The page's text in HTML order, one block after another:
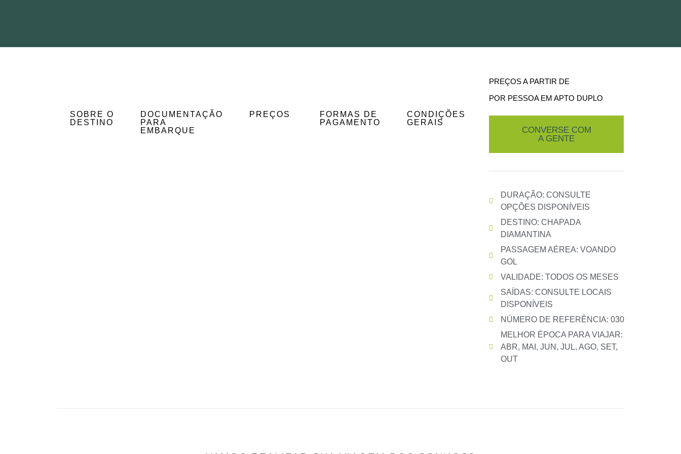
SOBRE O
DESTINO
DOCUMENTAÇÃO
PARA
EMBARQUE
PREÇOS
FORMAS DE
PAGAMENTO
CONDIÇÕES
GERAIS
PREÇOS A PARTIR DE
POR PESSOA EM APTO DUPLO
CONVERSE COM
A GENTE
DURAÇÃO: CONSULTE
OPÇÕES DISPONÍVEIS
DESTINO: CHAPADA
DIAMANTINA
PASSAGEM AÉREA: VOANDO
GOL
VALIDADE: TODOS OS MESES
SAÍDAS: CONSULTE LOCAIS
DISPONÍVEIS
NÚMERO DE REFERÊNCIA: 030
MELHOR ÉPOCA PARA VIAJAR:
ABR, MAI, JUN, JUL, AGO, SET,
OUT